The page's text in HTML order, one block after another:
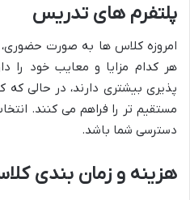
پلتفرم های تدریس
امروزه کلاس ها به صورت حضوری،
هر کدام مزایا و معایب خود را
پذیری بیشتری دارند، در حالی
مستقیم تر را فراهم می کنند.
دسترسی شما باشد.
هزینه و زمان بندی